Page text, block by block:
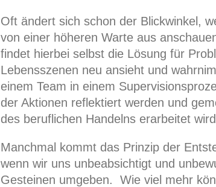
Oft ändert sich schon der Blickwinkel,
von einer höheren Warte aus
findet hierbei selbst die Lösung für
Lebensszenen neu ansieht und
einem Team in einem
der Aktionen reflektiert werden und
des beruflichen Handelns erarbeitet
Manchmal kommt das Prinzip der
wenn wir uns unbeabsichtigt und
Gesteinen umgeben. Wie viel mehr